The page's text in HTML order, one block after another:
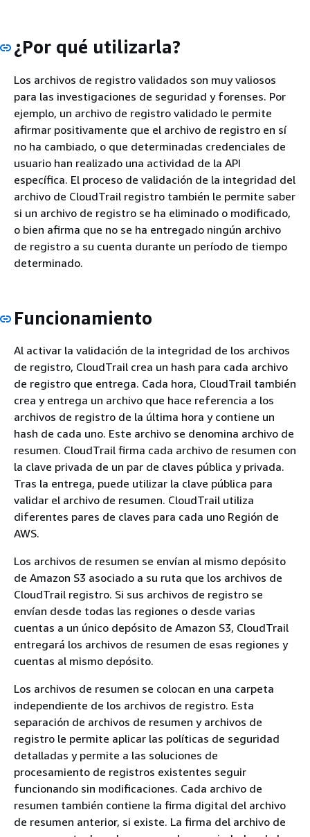
¿Por qué utilizarla?
Los archivos de registro validados son muy valiosos
para las investigaciones de seguridad y forenses. Por
ejemplo, un archivo de registro validado le permite
afirmar positivamente que el archivo de registro en sí
no ha cambiado, o que determinadas credenciales de
usuario han realizado una actividad de la API
específica. El proceso de validación de la integridad del
archivo de CloudTrail registro también le permite saber
si un archivo de registro se ha eliminado o modificado,
o bien afirma que no se ha entregado ningún archivo
de registro a su cuenta durante un período de tiempo
determinado.
Funcionamiento
Al activar la validación de la integridad de los archivos
de registro, CloudTrail crea un hash para cada archivo
de registro que entrega. Cada hora, CloudTrail también
crea y entrega un archivo que hace referencia a los
archivos de registro de la última hora y contiene un
hash de cada uno. Este archivo se denomina archivo de
resumen. CloudTrail firma cada archivo de resumen con
la clave privada de un par de claves pública y privada.
Tras la entrega, puede utilizar la clave pública para
validar el archivo de resumen. CloudTrail utiliza
diferentes pares de claves para cada uno Región de
AWS.
Los archivos de resumen se envían al mismo depósito
de Amazon S3 asociado a su ruta que los archivos de
CloudTrail registro. Si sus archivos de registro se
envían desde todas las regiones o desde varias
cuentas a un único depósito de Amazon S3, CloudTrail
entregará los archivos de resumen de esas regiones y
cuentas al mismo depósito.
Los archivos de resumen se colocan en una carpeta
independiente de los archivos de registro. Esta
separación de archivos de resumen y archivos de
registro le permite aplicar las políticas de seguridad
detalladas y permite a las soluciones de
procesamiento de registros existentes seguir
funcionando sin modificaciones. Cada archivo de
resumen también contiene la firma digital del archivo
de resumen anterior, si existe. La firma del archivo de